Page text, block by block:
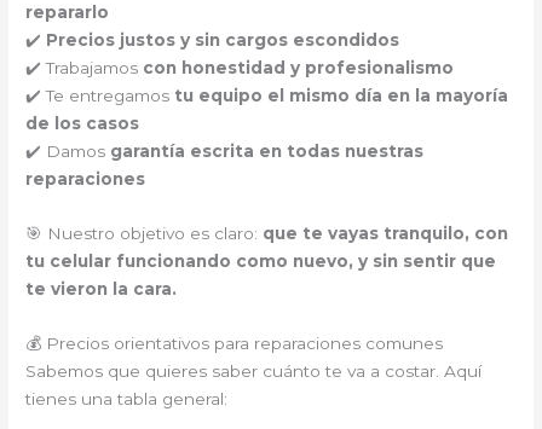
repararlo
✔️ Precios justos y sin cargos escondidos
✔️ Trabajamos con honestidad y profesionalismo
✔️ Te entregamos tu equipo el mismo día en la mayoría
de los casos
✔️ Damos garantía escrita en todas nuestras
reparaciones
🎯 Nuestro objetivo es claro: que te vayas tranquilo, con
tu celular funcionando como nuevo, y sin sentir que
te vieron la cara.
💰 Precios orientativos para reparaciones comunes
Sabemos que quieres saber cuánto te va a costar. Aquí
tienes una tabla general: